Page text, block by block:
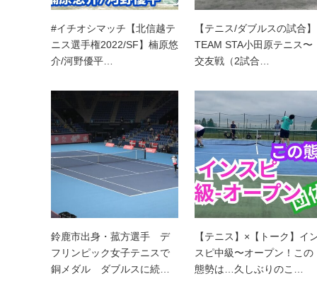
#イチオシマッチ【北信越テ
ニス選手権2022/SF】楠原悠
介/河野優平…
【テニス/ダブルスの試合】
TEAM STA小田原テニス〜
交友戦（2試合…
鈴鹿市出身・菰方選手 デ
フリンピック女子テニスで
銅メダル ダブルスに続…
【テニス】×【トーク】イ
スピ中級〜オープン！この
態勢は…久しぶりのこ…